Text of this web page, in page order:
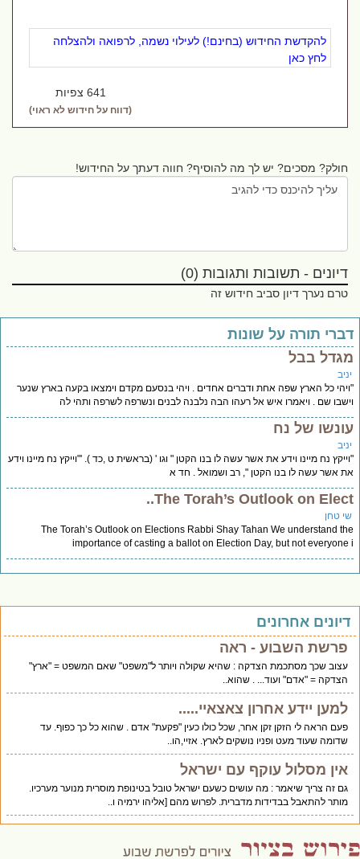
להקדשת החידוש (בחינם!) לעילוי נשמה, לרפואה ולהצלחה
לחץ כאן
641 צפיות
(דווח על חידוש לא ראוי)
חולק? מסכים? יש לך מה להוסיף? חווה דעתך על החידוש!
דיונים - תשובות ותגובות (0)
טרם נערך דיון סביב חידוש זה
תורה על שונות
בבל
כל הארץ שפה אחת ודברים אחדים . ויהי בנסעם מקדם וימצאו בקעה בארץ שנער
שם . ויאמרו איש אל רעהו הבה נלבנה לבנים ונשרפה לשרפה ותהי לה
של נח
נח מיינו וידע את אשר עשה לו בנו הקטן " וגו ' (בראשית ט ,כד ). '"וייקץ נח מיינו וידע
אשר עשה לו בנו הקטן ", רב ושמואל . חד א
The Torah’s Outlook on
טחן
The Torah’s Outlook on Elections Rabbi Shay Tahan We understand
importance of casting a ballot on Election Day, but not
אחרונים
פרשת השבוע - ראה
עצוב שכך מסתכמת הצדקה : שהיא שקולה ויותר ל"משפט" שאם המשפט = "ארץ"
הצדקה = "אדם" ועוד... . שהוא..
למען יידע אחרון צאצאיי.....
פעם הראה לי הזקן זקן אחר, שכל כולו כעין "פקעת" אדם . שהוא כל כך כפוף. עד
שדומה שעוד מעט ופניו נושקים לארץ. אזיי,הו..
אין מסלול עוקף עם ישראל
גם זה צריך שיאמר : מה עושים כשעם ישראל טובל בטינופת מוסרית מנוער מערכיו.
מותר להתאבל בבדידות מדברית. לפרוש מהם [אליהו ירמיה ו..